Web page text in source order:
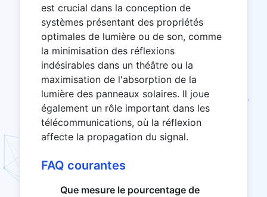
est crucial dans la conception de
systèmes présentant des propriétés
optimales de lumière ou de son, comme
la minimisation des réflexions
indésirables dans un théâtre ou la
maximisation de l'absorption de la
lumière des panneaux solaires. Il joue
également un rôle important dans les
télécommunications, où la réflexion
affecte la propagation du signal.
FAQ courantes
Que mesure le pourcentage de